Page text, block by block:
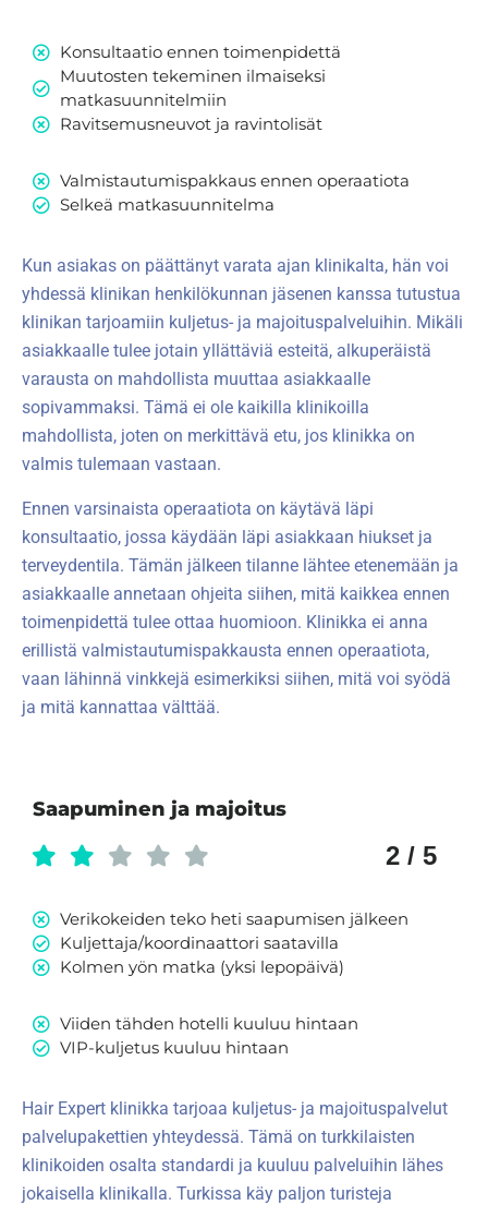
Konsultaatio ennen toimenpidettä
Muutosten tekeminen ilmaiseksi
matkasuunnitelmiin
Ravitsemusneuvot ja ravintolisät
Valmistautumispakkaus ennen operaatiota
Selkeä matkasuunnitelma
Kun asiakas on päättänyt varata ajan klinikalta, hän voi
yhdessä klinikan henkilökunnan jäsenen kanssa tutustua
klinikan tarjoamiin kuljetus- ja majoituspalveluihin. Mikäli
asiakkaalle tulee jotain yllättäviä esteitä, alkuperäistä
varausta on mahdollista muuttaa asiakkaalle
sopivammaksi. Tämä ei ole kaikilla klinikoilla
mahdollista, joten on merkittävä etu, jos klinikka on
valmis tulemaan vastaan.
Ennen varsinaista operaatiota on käytävä läpi
konsultaatio, jossa käydään läpi asiakkaan hiukset ja
terveydentila. Tämän jälkeen tilanne lähtee etenemään ja
asiakkaalle annetaan ohjeita siihen, mitä kaikkea ennen
toimenpidettä tulee ottaa huomioon. Klinikka ei anna
erillistä valmistautumispakkausta ennen operaatiota,
vaan lähinnä vinkkejä esimerkiksi siihen, mitä voi syödä
ja mitä kannattaa välttää.
Saapuminen ja majoitus
2 / 5
Verikokeiden teko heti saapumisen jälkeen
Kuljettaja/koordinaattori saatavilla
Kolmen yön matka (yksi lepopäivä)
Viiden tähden hotelli kuuluu hintaan
VIP-kuljetus kuuluu hintaan
Hair Expert klinikka tarjoaa kuljetus- ja majoituspalvelut
palvelupakettien yhteydessä. Tämä on turkkilaisten
klinikoiden osalta standardi ja kuuluu palveluihin lähes
jokaisella klinikalla. Turkissa käy paljon turisteja